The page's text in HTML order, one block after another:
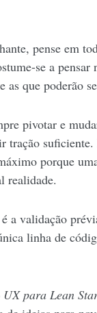
pense em
se a pensar
as que poderão
pivotar e
tração
porque
realidade.
a validação
linha de
UX para Lean